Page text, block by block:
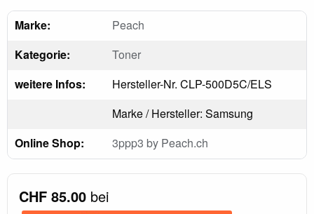
Marke:
Peach
Kategorie:
Toner
weitere Infos:
Hersteller-Nr. CLP-500D5C/ELS
Marke / Hersteller: Samsung
Online Shop:
3ppp3 by Peach.ch
CHF 85.00 bei